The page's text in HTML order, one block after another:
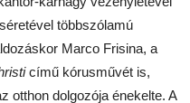
többszólamú
Marco Frisina, a
című kórusművét is,
otthon dolgozója énekelte. A